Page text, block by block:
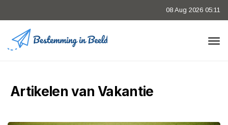
08 Aug 2026 05:11
Artikelen van Vakantie